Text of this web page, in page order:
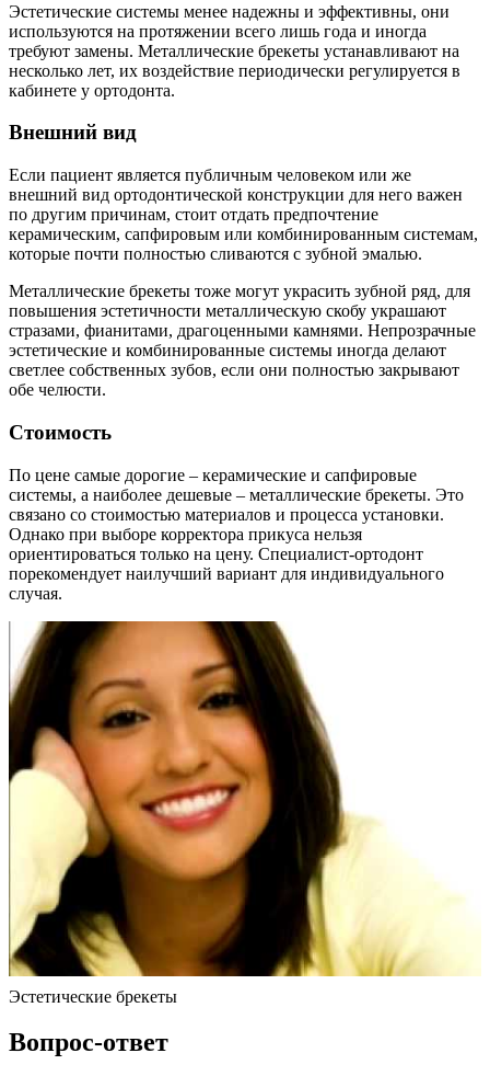
Эстетические системы менее надежны и эффективны, они
используются на протяжении всего лишь года и иногда
требуют замены. Металлические брекеты устанавливают на
несколько лет, их воздействие периодически регулируется в
кабинете у ортодонта.
Внешний вид
Если пациент является публичным человеком или же
внешний вид ортодонтической конструкции для него важен
по другим причинам, стоит отдать предпочтение
керамическим, сапфировым или комбинированным системам,
которые почти полностью сливаются с зубной эмалью.
Металлические брекеты тоже могут украсить зубной ряд, для
повышения эстетичности металлическую скобу украшают
стразами, фианитами, драгоценными камнями. Непрозрачные
эстетические и комбинированные системы иногда делают
светлее собственных зубов, если они полностью закрывают
обе челюсти.
Стоимость
По цене самые дорогие – керамические и сапфировые
системы, а наиболее дешевые – металлические брекеты. Это
связано со стоимостью материалов и процесса установки.
Однако при выборе корректора прикуса нельзя
ориентироваться только на цену. Специалист-ортодонт
порекомендует наилучший вариант для индивидуального
случая.
Эстетические брекеты
Вопрос-ответ